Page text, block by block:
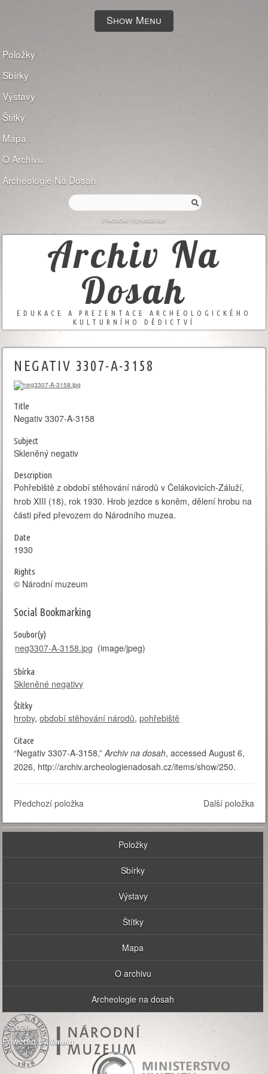
Show Menu
Položky
Sbírky
Výstavy
Štítky
Mapa
O Archivu
Archeologie Na Dosah
Pokročilé Vyhledávání
Archiv Na
Dosah
EDUKACE A PREZENTACE ARCHEOLOGICKÉHO
KULTURNÍHO DĚDICTVÍ
NEGATIV 3307-A-3158
Title
Negativ 3307-A-3158
Subject
Skleněný negativ
Description
Pohřebiště z období stěhování národů v Čelákovicích-Záluží,
hrob XIII (18), rok 1930. Hrob jezdce s koněm, dělení hrobu na
části před převozem do Národního muzea.
Date
1930
Rights
© Národní muzeum
Social Bookmarking
Soubor(y)
neg3307-A-3158.jpg (image/jpeg)
Sbírka
Skleněné negativy
Štítky
hroby,období stěhování národů,pohřebiště
Citace
“Negativ 3307-A-3158,”Archiv na dosah, accessed August 6,
2026, http://archiv.archeologienadosah.cz/items/show/250.
Předchozí položka Další položka
Položky
Sbírky
Výstavy
Štítky
Mapa
O archivu
Archeologie na dosah
© 2026
Powered byOmeka